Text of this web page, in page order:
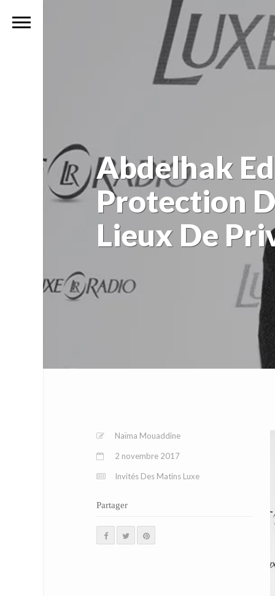
Abdelhak
Protection
Lieux De
Naïma Mouaddine
2 novembre 2017
Invités Des Matins Luxe
Partager